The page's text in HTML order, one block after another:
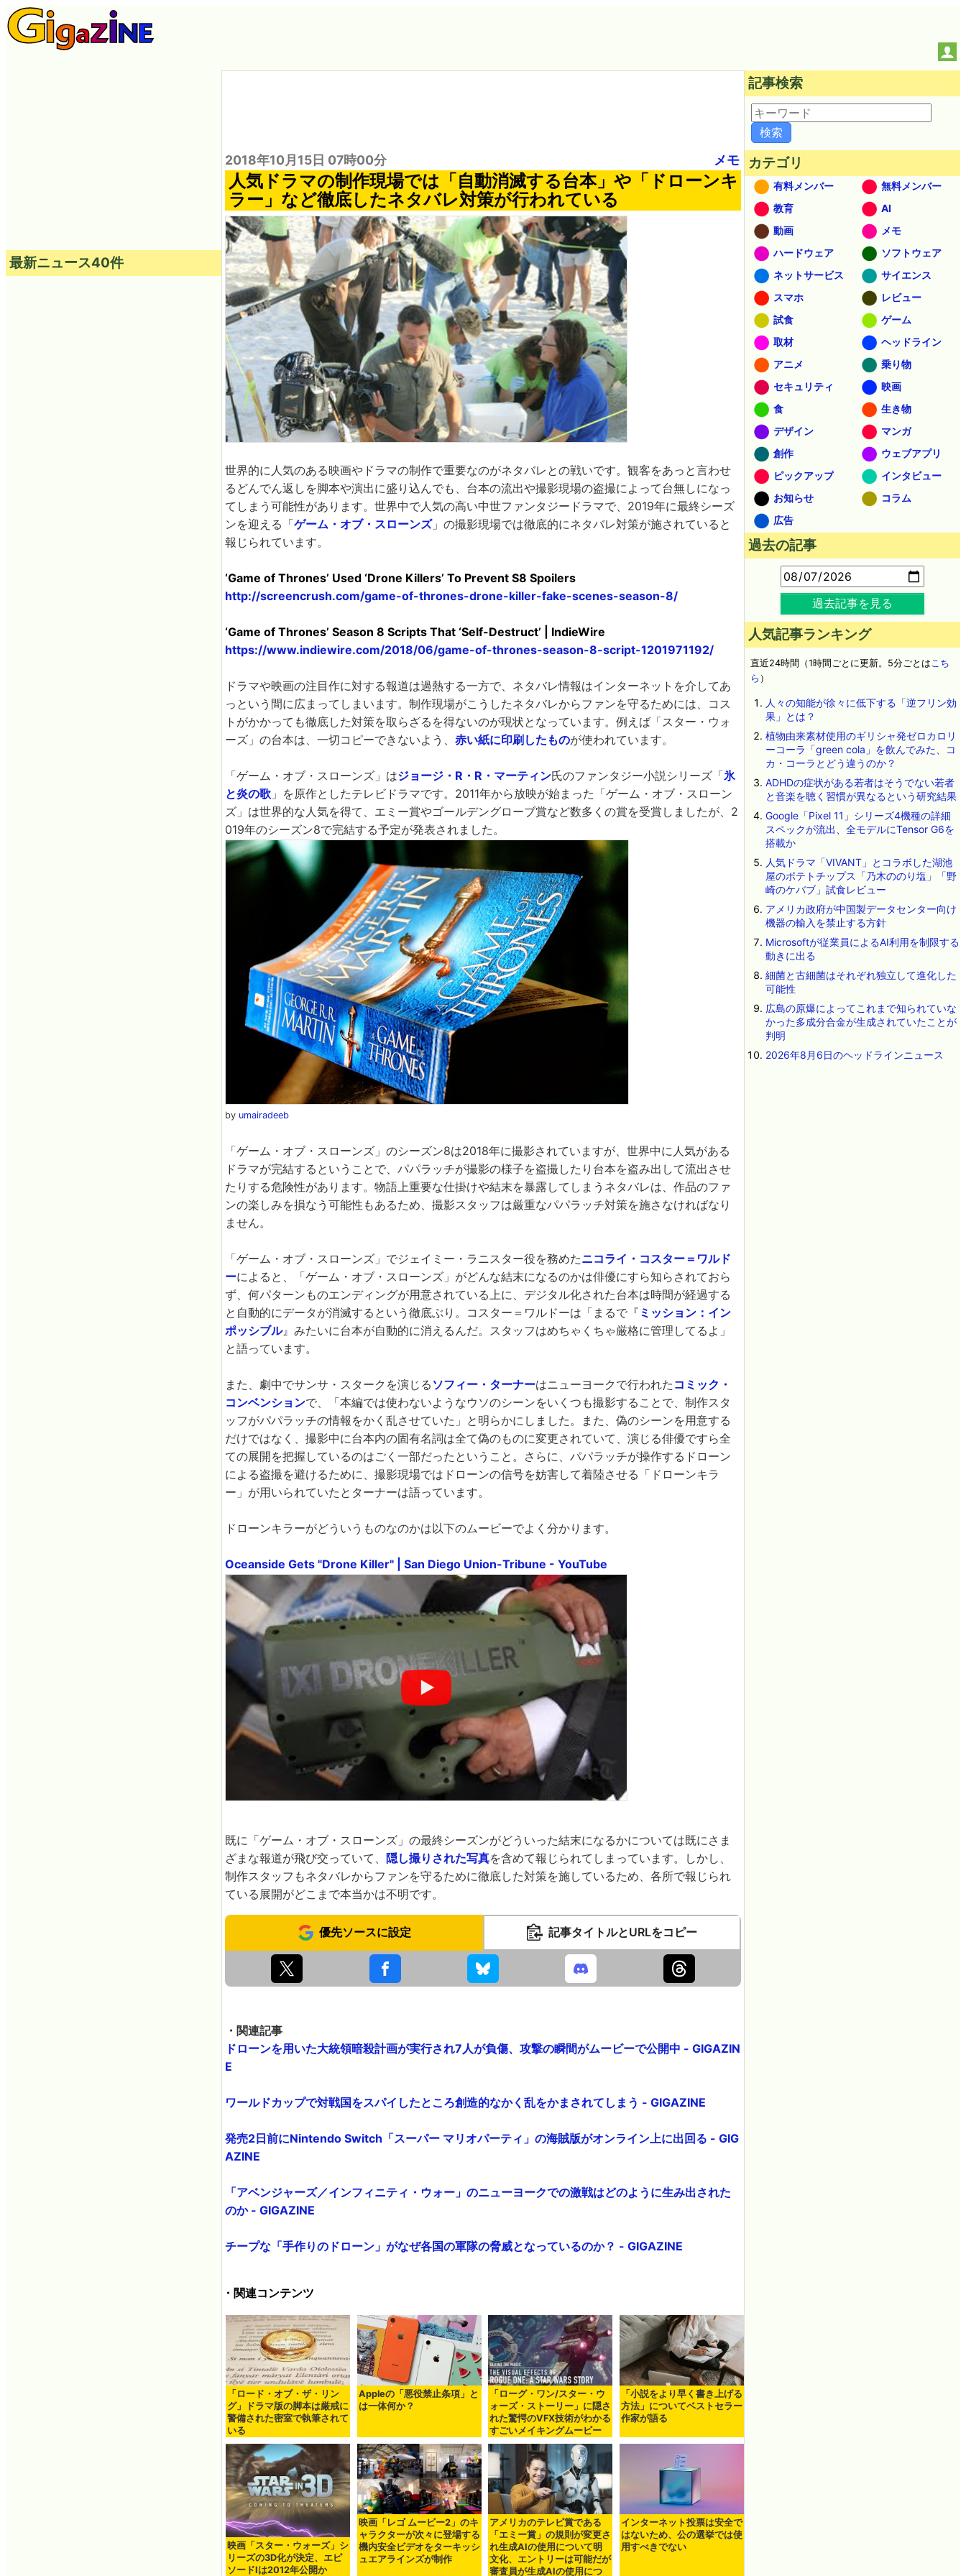
2018年10月15日 07時00分 メモ
人気ドラマの制作現場では「自動消滅する台本」や「ドローンキ
ラー」など徹底したネタバレ対策が行われている
世界的に人気のある映画やドラマの制作で重要なのがネタバレとの戦いです。観客をあっと言わせ
るどんでん返しを脚本や演出に盛り込んでも、台本の流出や撮影現場の盗撮によって台無しになっ
てしまう可能性があります。世界中で人気の高い中世ファンタジードラマで、2019年に最終シーズ
ンを迎える「ゲーム・オブ・スローンズ」の撮影現場では徹底的にネタバレ対策が施されていると
報じられています。
‘Game of Thrones’ Used ‘Drone Killers’ To Prevent S8 Spoilers
http://screencrush.com/game-of-thrones-drone-killer-fake-scenes-season-8/
‘Game of Thrones’ Season 8 Scripts That ‘Self-Destruct’ | IndieWire
https://www.indiewire.com/2018/06/game-of-thrones-season-8-script-1201971192/
ドラマや映画の注目作に対する報道は過熱する一方で、ネタバレ情報はインターネットを介してあ
っという間に広まってしまいます。制作現場がこうしたネタバレからファンを守るためには、コス
トがかかっても徹底した対策を取らざるを得ないのが現状となっています。例えば「スター・ウォ
ーズ」の台本は、一切コピーできないよう、 赤い紙に印刷したものが使われています。
「ゲーム・オブ・スローンズ」はジョージ・R・R・マーティン氏のファンタジー小説シリーズ「氷
と炎の歌 」を原作としたテレビドラマです。2011年から放映が始まった「ゲーム・オブ・スローン
ズ」は世界的な人気を得て、エミー賞やゴールデングローブ賞など数多くの賞を受賞しましたが、2
019年のシーズン8で完結する予定が発表されました。
by umairadeeb
「ゲーム・オブ・スローンズ」のシーズン8は2018年に撮影されていますが、世界中に人気がある
ドラマが完結するということで、パパラッチが撮影の様子を盗撮したり台本を盗み出して流出させ
たりする危険性があります。物語上重要な仕掛けや結末を暴露してしまうネタバレは、作品のファ
ンの楽しみを損なう可能性もあるため、撮影スタッフは厳重なパパラッチ対策を施さなければなり
ません。
「ゲーム・オブ・スローンズ」でジェイミー・ラニスター役を務めたニコライ・コスター＝ワルド
ーによると、「ゲーム・オブ・スローンズ」がどんな結末になるのかは俳優にすら知らされておら
ず、何パターンものエンディングが用意されている上に、デジタル化された台本は時間が経過する
と自動的にデータが消滅するという徹底ぶり。コスター＝ワルドーは「まるで『 ミッション：イン
ポッシブル』みたいに台本が自動的に消えるんだ。スタッフはめちゃくちゃ厳格に管理してるよ」
と語っています。
また、劇中でサンサ・スタークを演じる ソフィー・ターナーはニューヨークで行われた コミック・
コンベンションで、「本編では使わないようなウソのシーンをいくつも撮影することで、制作スタ
ッフがパパラッチの情報をかく乱させていた」と明らかにしました。また、偽のシーンを用意する
だけではなく、撮影中に台本内の固有名詞は全て偽のものに変更されていて、演じる俳優ですら全
ての展開を把握しているのはごく一部だったということ。さらに、パパラッチが操作するドローン
による盗撮を避けるために、撮影現場ではドローンの信号を妨害して着陸させる「ドローンキラ
ー」が用いられていたとターナーは語っています。
ドローンキラーがどういうものなのかは以下のムービーでよく分かります。
Oceanside Gets "Drone Killer" | San Diego Union-Tribune - YouTube
既に「ゲーム・オブ・スローンズ」の最終シーズンがどういった結末になるかについては既にさま
ざまな報道が飛び交っていて、 隠し撮りされた写真を含めて報じられてしまっています。しかし、
制作スタッフもネタバレからファンを守るために徹底した対策を施しているため、各所で報じられ
ている展開がどこまで本当かは不明です。
優先ソースに設定 記事タイトルとURLをコピー
・関連記事
ドローンを用いた大統領暗殺計画が実行され7人が負傷、攻撃の瞬間がムービーで公開中 - GIGAZIN
E
ワールドカップで対戦国をスパイしたところ創造的なかく乱をかまされてしまう - GIGAZINE
発売2日前にNintendo Switch「スーパー マリオパーティ」の海賊版がオンライン上に出回る - GIG
AZINE
「アベンジャーズ／インフィニティ・ウォー」のニューヨークでの激戦はどのように生み出された
のか - GIGAZINE
チープな「手作りのドローン」がなぜ各国の軍隊の脅威となっているのか？ - GIGAZINE
・関連コンテンツ
「ロード・オブ・ザ・リン
グ」ドラマ版の脚本は厳戒に
警備された密室で執筆されて
いる
Appleの「悪役禁止条項」と
は一体何か？
「ローグ・ワン/スター・ウ
ォーズ・ストーリー」に隠さ
れた驚愕のVFX技術がわかる
すごいメイキングムービー
「小説をより早く書き上げる
方法」についてベストセラー
作家が語る
映画「スター・ウォーズ」シ
リーズの3D化が決定、エピ
ソードIは2012年公開か
映画「レゴ ムービー2」のキ
ャラクターが次々に登場する
機内安全ビデオをターキッシ
ュエアラインズが制作
アメリカのテレビ賞である
「エミー賞」の規則が変更さ
れ生成AIの使用について明
文化、エントリーは可能だが
審査員が生成AIの使用につ
インターネット投票は安全で
はないため、公の選挙では使
用すべきでない
最新ニュース40件
記事検索
カテゴリ
有料メンバー
無料メンバー
教育
AI
動画
メモ
ハードウェア
ソフトウェア
ネットサービス
サイエンス
スマホ
レビュー
試食
ゲーム
取材
ヘッドライン
アニメ
乗り物
セキュリティ
映画
食
生き物
デザイン
マンガ
創作
ウェブアプリ
ピックアップ
インタビュー
お知らせ
コラム
広告
過去の記事
過去記事を見る
人気記事ランキング
直近24時間（1時間ごとに更新。5分ごとはこち
ら ）
人々の知能が徐々に低下する「逆フリン効
果」とは？
植物由来素材使用のギリシャ発ゼロカロリ
ーコーラ「green cola」を飲んでみた、コ
カ・コーラとどう違うのか？
ADHDの症状がある若者はそうでない若者
と音楽を聴く習慣が異なるという研究結果
Google「Pixel 11」シリーズ4機種の詳細
スペックが流出、全モデルにTensor G6を
搭載か
人気ドラマ「VIVANT」とコラボした湖池
屋のポテトチップス「乃木ののり塩」「野
崎のケバブ」試食レビュー
アメリカ政府が中国製データセンター向け
機器の輸入を禁止する方針
Microsoftが従業員によるAI利用を制限する
動きに出る
細菌と古細菌はそれぞれ独立して進化した
可能性
広島の原爆によってこれまで知られていな
かった多成分合金が生成されていたことが
判明
2026年8月6日のヘッドラインニュース